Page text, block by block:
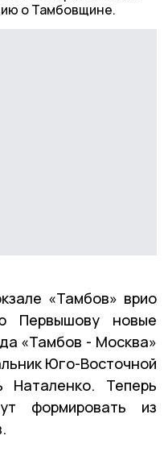
о Тамбовщине.
«Тамбов» врио
Первышову новые
«Тамбов - Москва»
Юго-Восточной
Наталенко. Теперь
формировать из